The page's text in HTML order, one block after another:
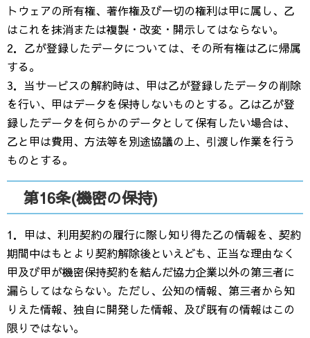
トウェアの所有権、著作権及び一切の権利は甲に属し、乙
はこれを抹消または複製・改変・開示してはならない。
2．乙が登録したデータについては、その所有権は乙に帰属
する。
3．当サービスの解約時は、甲は乙が登録したデータの削除
を行い、甲はデータを保持しないものとする。乙は乙が登
録したデータを何らかのデータとして保有したい場合は、
乙と甲は費用、方法等を別途協議の上、引渡し作業を行う
ものとする。
第16条(機密の保持)
1．甲は、利用契約の履行に際し知り得た乙の情報を、契約
期間中はもとより契約解除後といえども、正当な理由なく
甲及び甲が機密保持契約を結んだ協力企業以外の第三者に
漏らしてはならない。ただし、公知の情報、第三者から知
りえた情報、独自に開発した情報、及び既有の情報はこの
限りではない。